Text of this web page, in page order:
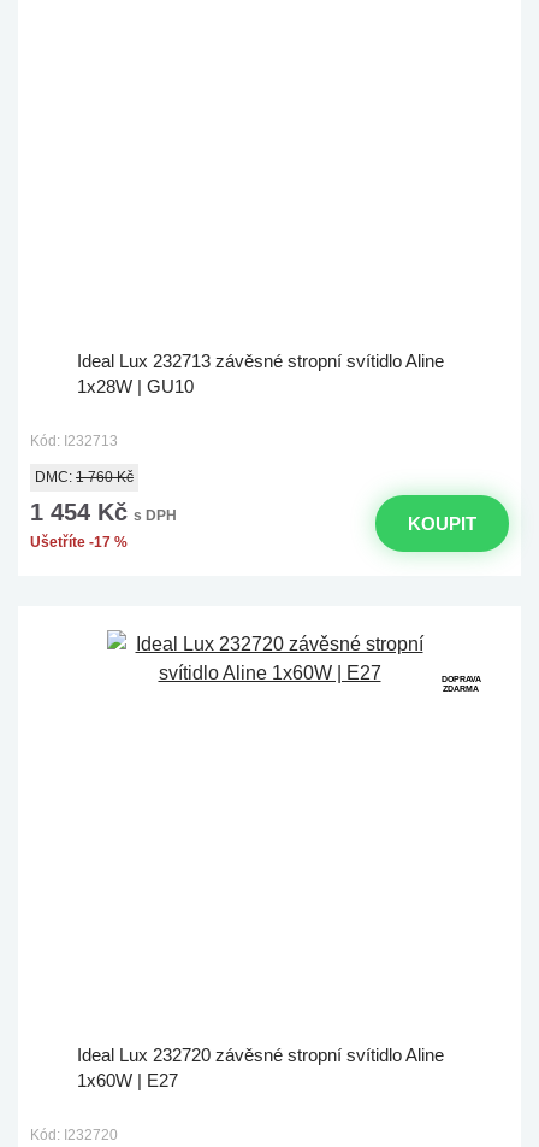
Ideal Lux 232713 závěsné stropní svítidlo Aline
1x28W | GU10
Kód: I232713
DMC: 1 760 Kč
1 454 Kč s DPH
Ušetříte -17 %
KOUPIT
DOPRAVA
ZDARMA
Ideal Lux 232720 závěsné stropní svítidlo Aline
1x60W | E27
Kód: I232720